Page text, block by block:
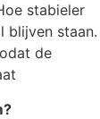
stabieler
blijven staan.
de